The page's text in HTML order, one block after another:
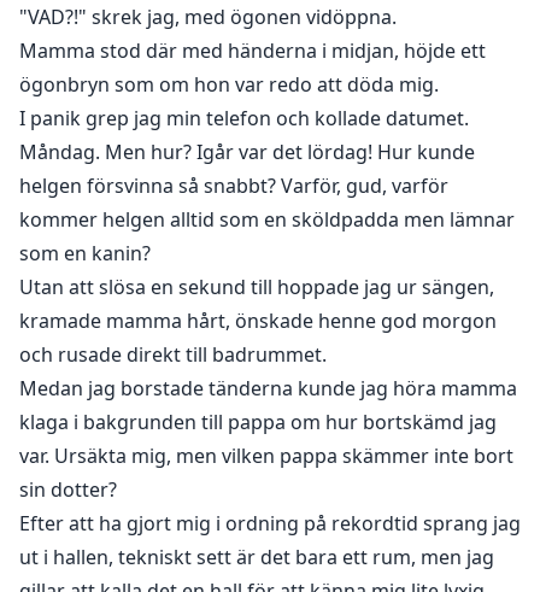
"VAD?!" skrek jag, med ögonen vidöppna.
Mamma stod där med händerna i midjan, höjde ett
ögonbryn som om hon var redo att döda mig.
I panik grep jag min telefon och kollade datumet.
Måndag. Men hur? Igår var det lördag! Hur kunde
helgen försvinna så snabbt? Varför, gud, varför
kommer helgen alltid som en sköldpadda men lämnar
som en kanin?
Utan att slösa en sekund till hoppade jag ur sängen,
kramade mamma hårt, önskade henne god morgon
och rusade direkt till badrummet.
Medan jag borstade tänderna kunde jag höra mamma
klaga i bakgrunden till pappa om hur bortskämd jag
var. Ursäkta mig, men vilken pappa skämmer inte bort
sin dotter?
Efter att ha gjort mig i ordning på rekordtid sprang jag
ut i hallen, tekniskt sett är det bara ett rum, men jag